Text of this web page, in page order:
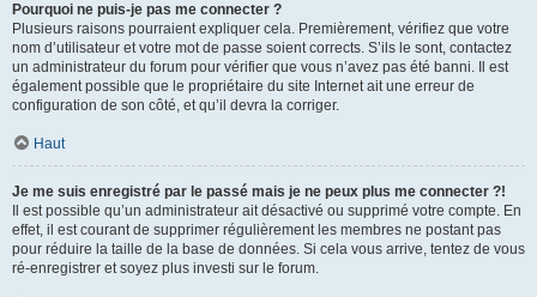
Pourquoi ne puis-je pas me connecter ?
Plusieurs raisons pourraient expliquer cela. Premièrement, vérifiez que votre
nom d’utilisateur et votre mot de passe soient corrects. S’ils le sont, contactez
un administrateur du forum pour vérifier que vous n’avez pas été banni. Il est
également possible que le propriétaire du site Internet ait une erreur de
configuration de son côté, et qu’il devra la corriger.
Haut
Je me suis enregistré par le passé mais je ne peux plus me connecter ?!
Il est possible qu’un administrateur ait désactivé ou supprimé votre compte. En
effet, il est courant de supprimer régulièrement les membres ne postant pas
pour réduire la taille de la base de données. Si cela vous arrive, tentez de vous
ré-enregistrer et soyez plus investi sur le forum.